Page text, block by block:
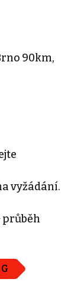
90km,
vyžádání.
průběh
G